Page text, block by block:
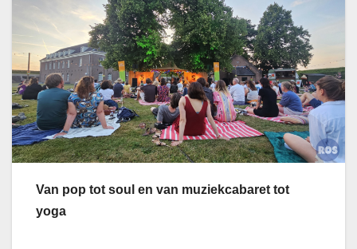
Van pop tot soul en van muziekcabaret tot
yoga